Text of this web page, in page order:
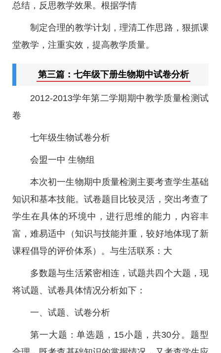
总结，反思教学效果。根据学情
制定合理的教学计划，理清工作思路，狠抓课
堂教学，注重实效，提高教学质量。
第三篇：七年级下册生物期中试卷分析
2012-2013学年第二学期期中教学质量检测试
卷
七年级生物试卷分析
会盟一中 生物组
本次初一生物期中质量检测主要考查学生基础
知识和基本技能。试卷题目比较灵活，突出考查了
学生在具体的环境中，进行思维的能力，内容丰
富，难易适中（知识与技能并重，较好地体现了新
课程倡导的评价体系）。与生活联系：大
多数题与生活紧密相连，试题共四个大题，现
将试题、试卷具体情况分析如下：
一、试题、试卷分析
第一大题：单选题，15小题，共30分。题型